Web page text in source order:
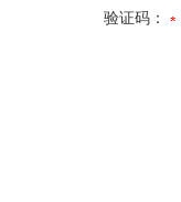
验证码：